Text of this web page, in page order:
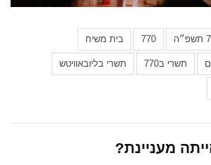
770 בית משיח
תשרי ב770 תשרי בליובאוויטש
מעניינת?